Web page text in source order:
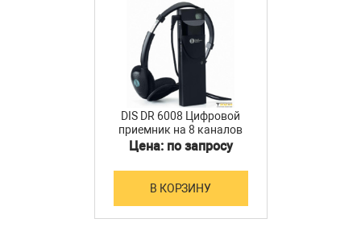
DIS DR 6008 Цифровой
приемник на 8 каналов
системы DCS 6000
Цена: по запросу
В КОРЗИНУ